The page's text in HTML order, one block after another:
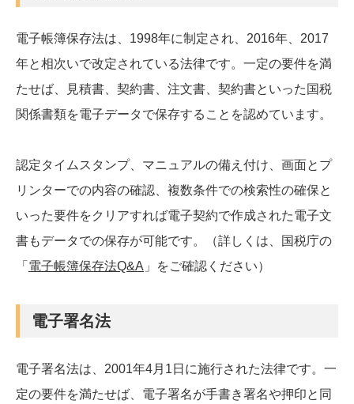
電子帳簿保存法は、1998年に制定され、2016年、2017
年と相次いで改定されている法律です。一定の要件を満
たせば、見積書、契約書、注文書、契約書といった国税
関係書類を電子データで保存することを認めています。
認定タイムスタンプ、マニュアルの備え付け、画面とプ
リンターでの内容の確認、複数条件での検索性の確保と
いった要件をクリアすれば電子契約で作成された電子文
書もデータでの保存が可能です。（詳しくは、国税庁の
「 電子帳簿保存法Q&A 」をご確認ください）
電子署名法
電子署名法は、2001年4月1日に施行された法律です。一
定の要件を満たせば、電子署名が手書き署名や押印と同